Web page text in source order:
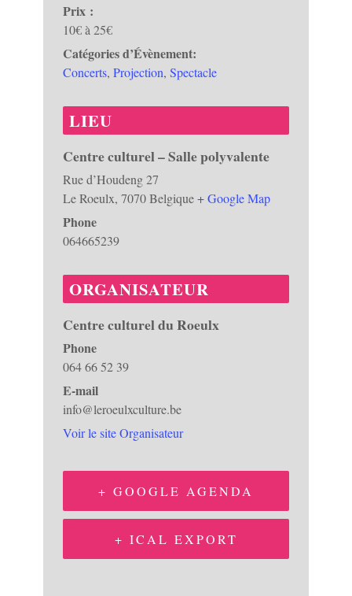
Prix :
10€ à 25€
Catégories d’Évènement:
Concerts, Projection, Spectacle
LIEU
Centre culturel – Salle polyvalente
Rue d’Houdeng 27
Le Roeulx, 7070Belgique+ Google Map
Phone
064665239
ORGANISATEUR
Centre culturel du Roeulx
Phone
064 66 52 39
E-mail
info@leroeulxculture.be
Voir le site Organisateur
+ GOOGLE AGENDA
+ ICAL EXPORT